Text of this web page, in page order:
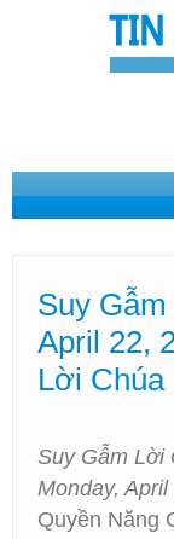
Home
Phát Thanh
Các Hội
Suy
April 22,
Lời Chúa
Suy Gẫm Lời
Monday,
Quyền Năng